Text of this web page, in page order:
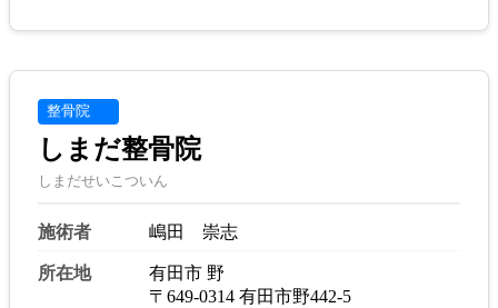
整骨院
しまだ整骨院
しまだせいこついん
施術者 嶋田 崇志
所在地
有田市 野
〒649-0314 有田市野442-5